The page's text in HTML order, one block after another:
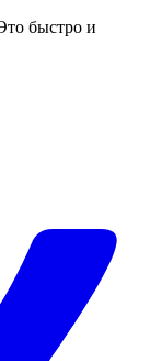
быстро и